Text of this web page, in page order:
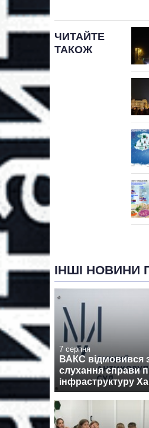
ЧИТАЙТЕ
ТАКОЖ
ІНШІ НОВИНИ
7 серпня
ВАКС відмовився
слухання справи
інфраструктуру